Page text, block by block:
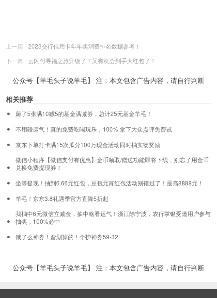
上一篇
2023交行信用卡年年奖消费排名数据参考！
下一篇
云闪付寻福之旅升级了！又有机会到手大红包了！
公众号【羊毛头子说羊毛】 注：本文包含广告内容，请自行判断
相关推荐
薅了5张满10减5的基金满减券，总计25元基金羊毛！
不用碰运气！真的免费吃喝玩乐，100% 拿下大众点评免费试
京东下单打卡满15次瓜分100万现金活动同时抽实物奖励
微信小程序【微信支付有优惠】金币领取/赠送功能即将下线，别忘了用金币
兑换免费提现券！
坐等提现！抽到6.66元红包，豆包元宵红包活动别错过了！最高8888元！
羊毛！京东3.8礼遇季官方直降5折起
我抽中6元微信立减金，抽中啥看运气！浙江除宁波，农行掌银受邀用户参与
抽奖，100%必中
饿了么神券！蛮划算的！个护神券59-32
公众号【羊毛头子说羊毛】 注：本文包含广告内容，请自行判断